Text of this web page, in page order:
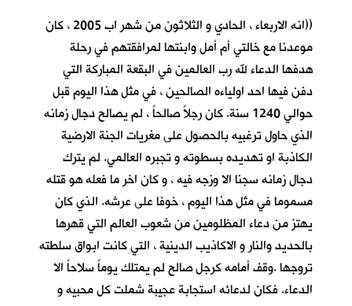
((انه الاربعاء ، الحادي و الثلاثون من شهر اب 2005 ، كان
موعدنا مع خالتي أم أمل وابنتها لمرافقتهم في رحلة
هدفها الدعاء لله رب العالمين في البقعة المباركة التي
دفن فيها احد اولياءه الصالحين ، في مثل هذا اليوم قبل
حوالي 1240 سنة. كان رجلاً صالحاً ، لم يصالح دجال زمانه
الذي حاول ترغبيه بالحصول على مغريات الجنة الارضية
الكاذبة او تهديده بسطوته و تجبره العالمي. لم يترك
دجال زمانه سجنا الا وزجه فيه ، و كان اخر ما فعله هو قتله
مسموما في مثل هذا اليوم ، خوفا على عرشه. الذي كان
يهتز من دعاء المظلومين من شعوب العالم التي قهرها
بالحديد والنار و الاكاذيب الدينية ، التي كانت ابواق سلطته
تروجها .وقف أمامه كرجل صالح لم يمتلك يوماً سلاحاً الا
الدعاء. فكان لدعائه استجابة عجيبة شملت كل محبيه و